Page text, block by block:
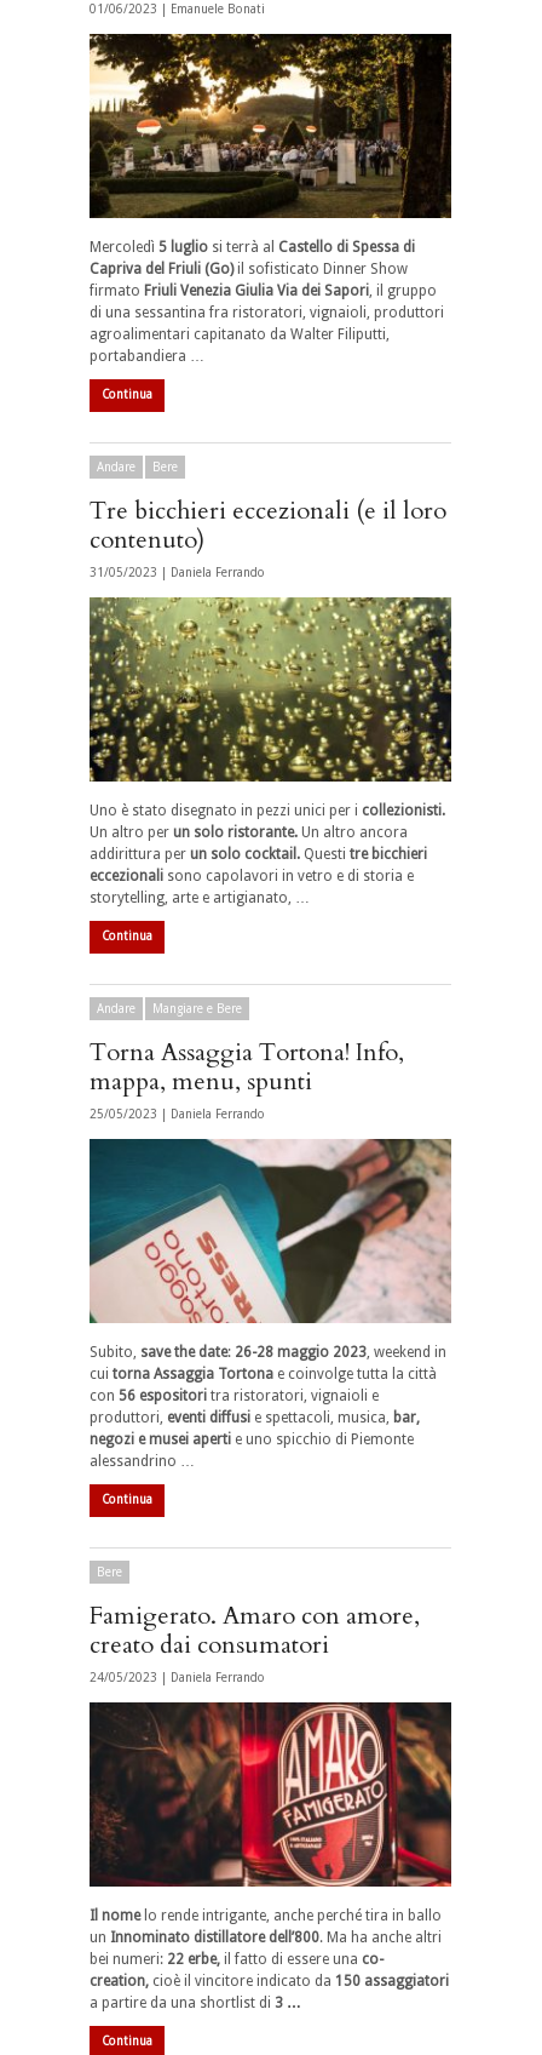
01/06/2023 | Emanuele Bonati
Mercoledì 5 luglio si terrà al Castello di Spessa di
Capriva del Friuli (Go)il sofisticato Dinner Show
firmato Friuli Venezia Giulia Via dei Sapori, il gruppo
di una sessantina fra ristoratori, vignaioli, produttori
agroalimentari capitanato da Walter Filiputti,
portabandiera …
Continua
Andare Bere
Tre bicchieri eccezionali (e il loro
contenuto)
31/05/2023 | Daniela Ferrando
Uno è stato disegnato in pezzi unici per i collezionisti.
Un altro per un solo ristorante. Un altro ancora
addirittura per un solo cocktail. Questi tre bicchieri
eccezionali sono capolavori in vetro e di storia e
storytelling, arte e artigianato, …
Continua
Andare Mangiare e Bere
Torna Assaggia Tortona! Info,
mappa, menu, spunti
25/05/2023 | Daniela Ferrando
Subito, save the date: 26-28 maggio 2023, weekend in
cui torna Assaggia Tortona e coinvolge tutta la città
con 56 espositori tra ristoratori, vignaioli e
produttori, eventi diffusi e spettacoli, musica, bar,
negozi e musei aperti e uno spicchio di Piemonte
alessandrino …
Continua
Bere
Famigerato. Amaro con amore,
creato dai consumatori
24/05/2023 | Daniela Ferrando
Il nome lo rende intrigante, anche perché tira in ballo
un Innominato distillatore dell’800. Ma ha anche altri
bei numeri: 22 erbe, il fatto di essere una co-
creation, cioè il vincitore indicato da 150 assaggiatori
a partire da una shortlist di 3 …
Continua